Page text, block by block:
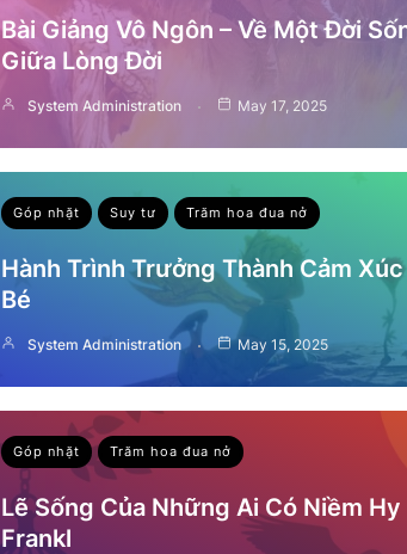
Bài Giảng Vô Ngôn – Về Một Đời
Giữa Lòng Đời
System Administration May 17, 2025
Góp nhặt Suy tư Trăm hoa đua nở
Hành Trình Trưởng Thành Cảm
Bé
System Administration May 15, 2025
Góp nhặt Trăm hoa đua nở
Lẽ Sống Của Những Ai Có Niềm
Frankl